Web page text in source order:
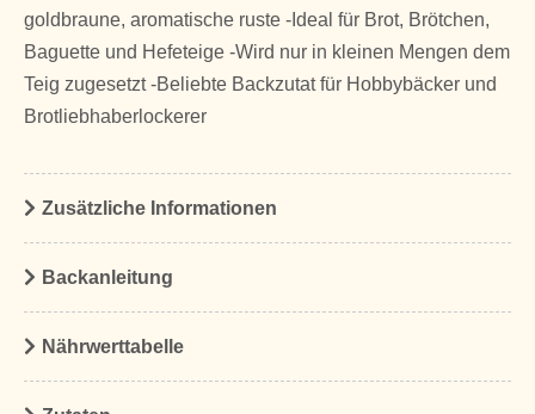
goldbraune, aromatische ruste -Ideal für Brot, Brötchen,
Baguette und Hefeteige -Wird nur in kleinen Mengen dem
Teig zugesetzt -Beliebte Backzutat für Hobbybäcker und
Brotliebhaberlockerer
Zusätzliche Informationen
Backanleitung
Nährwerttabelle